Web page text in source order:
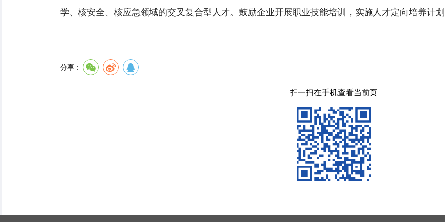
学、核安全、核应急领域的交叉复合型人才。鼓励企业开展职业技能培训，实施人才定向培养计
分享：
扫一扫在手机查看当前页